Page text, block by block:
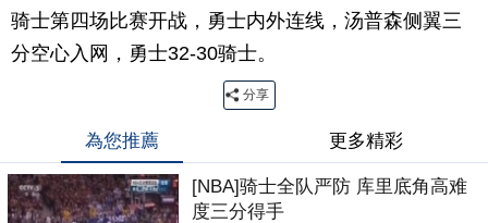
骑士第四场比赛开战，勇士内外连线，汤普森侧翼三
分空心入网，勇士32-30骑士。
分享
為您推薦 更多精彩
[NBA]骑士全队严防 库里底角高难
度三分得手